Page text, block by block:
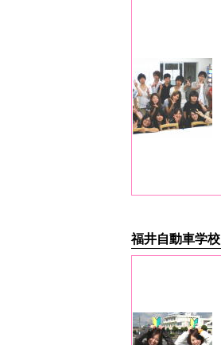
福井自動車学校